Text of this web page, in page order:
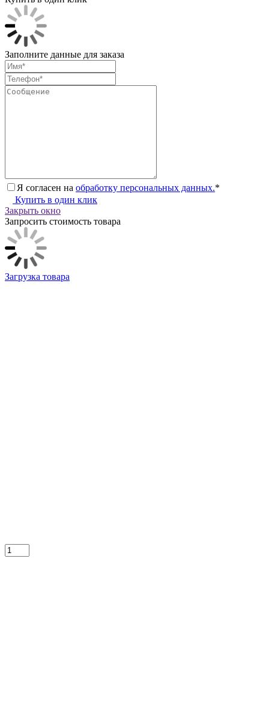
Заполните данные для заказа
Я согласен на обработку персональных данных.*
Купить в один клик
Закрыть окно
Запросить стоимость товара
Загрузка товара